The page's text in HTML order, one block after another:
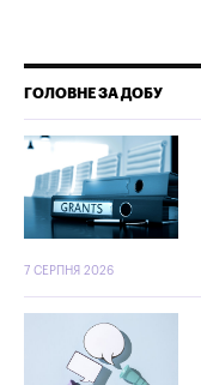
ГОЛОВНЕ ЗА ДОБУ
7 СЕРПНЯ 2026